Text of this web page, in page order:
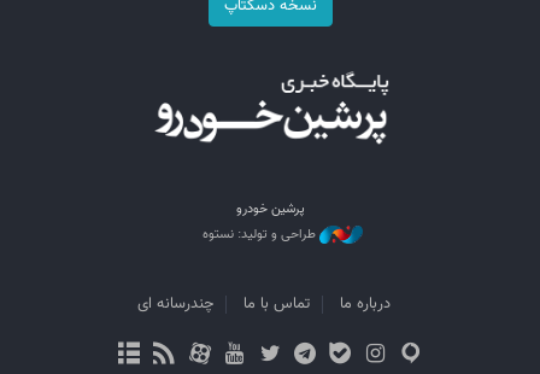
نسخه دسکتاپ
پرشین خودرو
طراحی و تولید: نستوه
درباره ما تماس با ما چندرسانه ای